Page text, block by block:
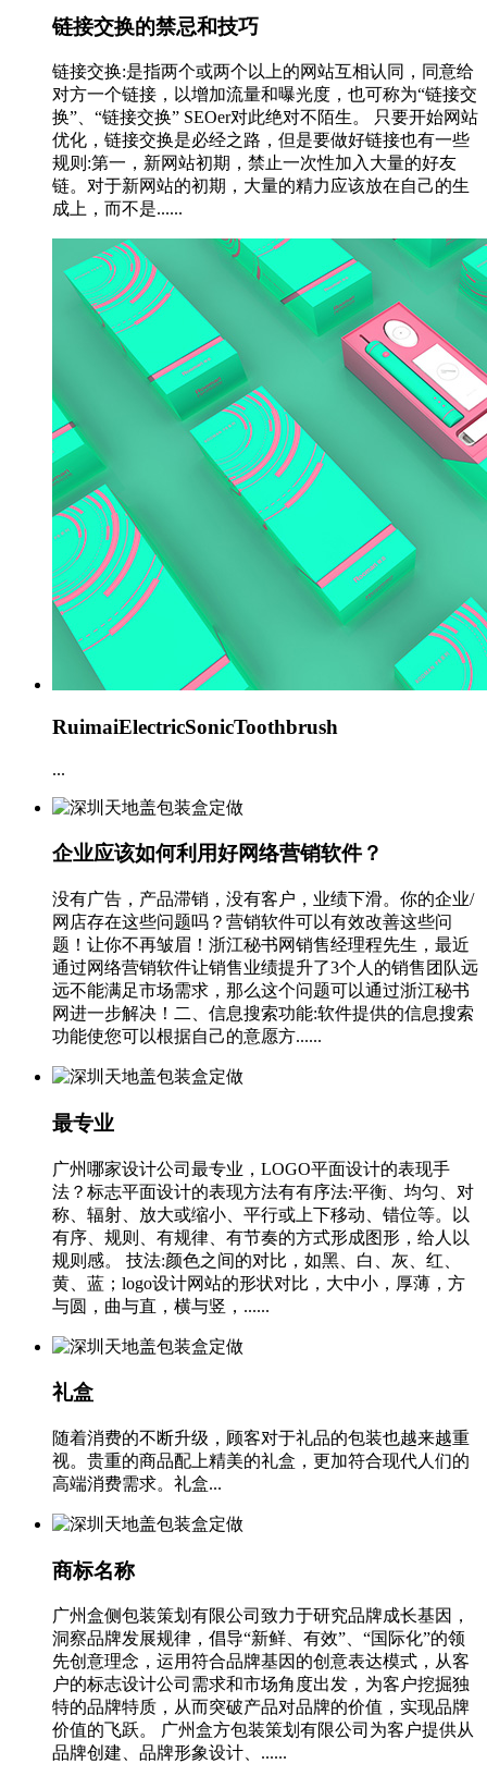
链接交换的禁忌和技巧
链接交换:是指两个或两个以上的网站互相认同，同意给
对方一个链接，以增加流量和曝光度，也可称为“链接交
换”、“链接交换” SEOer对此绝对不陌生。 只要开始网站
优化，链接交换是必经之路，但是要做好链接也有一些
规则:第一，新网站初期，禁止一次性加入大量的好友
链。对于新网站的初期，大量的精力应该放在自己的生
成上，而不是......
RuimaiElectricSonicToothbrush
...
企业应该如何利用好网络营销软件？
没有广告，产品滞销，没有客户，业绩下滑。你的企业/
网店存在这些问题吗？营销软件可以有效改善这些问
题！让你不再皱眉！浙江秘书网销售经理程先生，最近
通过网络营销软件让销售业绩提升了3个人的销售团队远
远不能满足市场需求，那么这个问题可以通过浙江秘书
网进一步解决！二、信息搜索功能:软件提供的信息搜索
功能使您可以根据自己的意愿方......
最专业
广州哪家设计公司最专业，LOGO平面设计的表现手
法？标志平面设计的表现方法有有序法:平衡、均匀、对
称、辐射、放大或缩小、平行或上下移动、错位等。以
有序、规则、有规律、有节奏的方式形成图形，给人以
规则感。 技法:颜色之间的对比，如黑、白、灰、红、
黄、蓝；logo设计网站的形状对比，大中小，厚薄，方
与圆，曲与直，横与竖，......
礼盒
随着消费的不断升级，顾客对于礼品的包装也越来越重
视。贵重的商品配上精美的礼盒，更加符合现代人们的
高端消费需求。礼盒...
商标名称
广州盒侧包装策划有限公司致力于研究品牌成长基因，
洞察品牌发展规律，倡导“新鲜、有效”、“国际化”的领
先创意理念，运用符合品牌基因的创意表达模式，从客
户的标志设计公司需求和市场角度出发，为客户挖掘独
特的品牌特质，从而突破产品对品牌的价值，实现品牌
价值的飞跃。 广州盒方包装策划有限公司为客户提供从
品牌创建、品牌形象设计、......